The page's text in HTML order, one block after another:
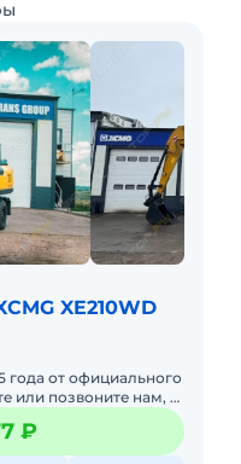
XE210WD
годa от официального
Вас нa
₽